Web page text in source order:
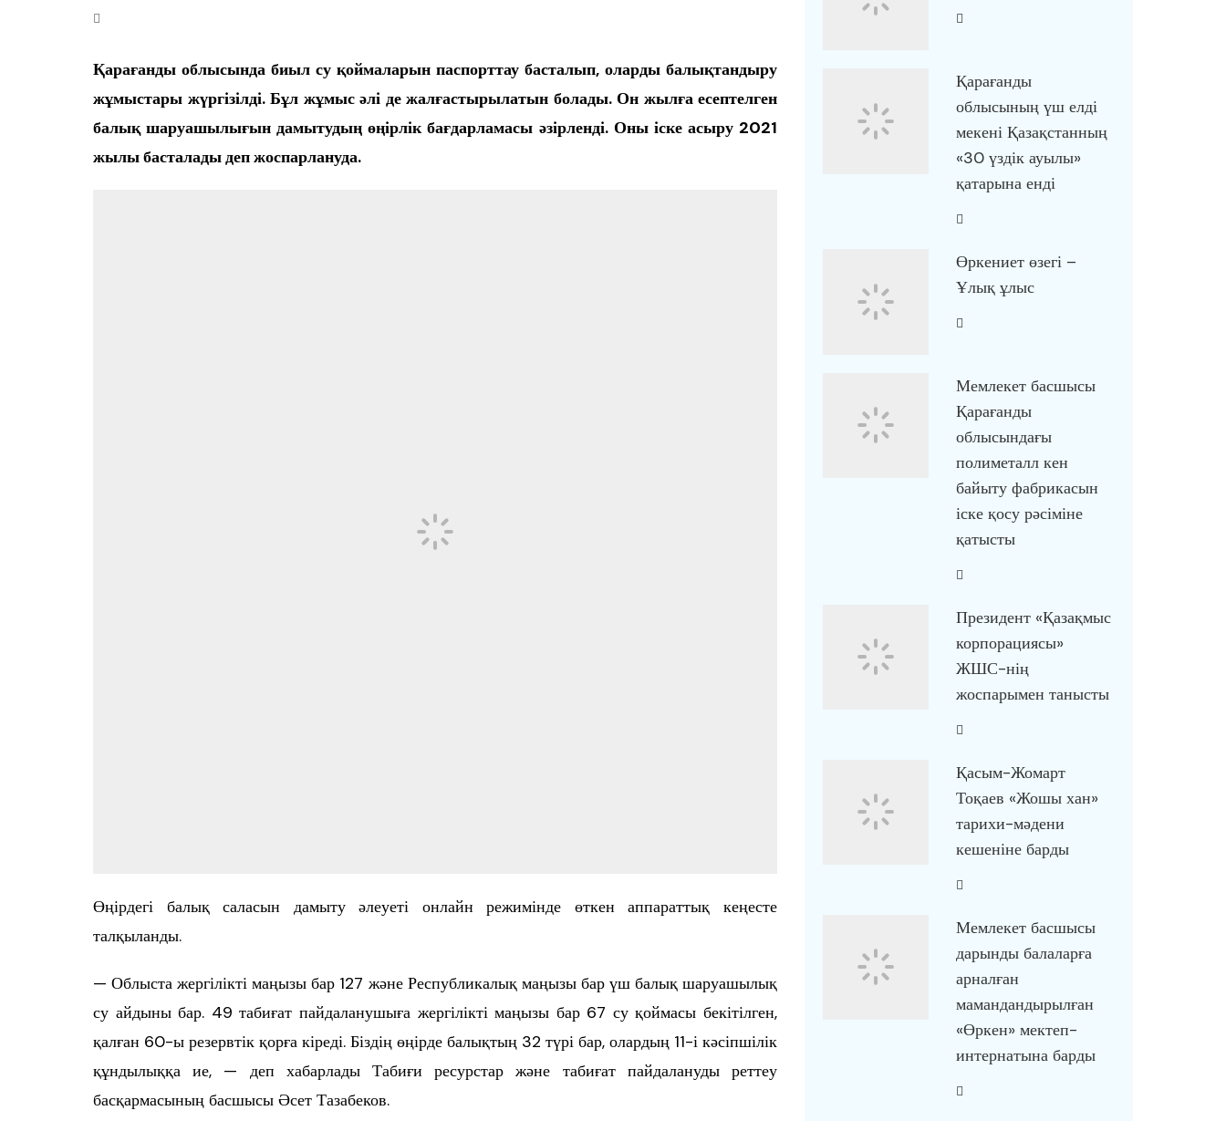
Қарағанды облысында биыл су қоймаларын паспорттау басталып, оларды балықтандыру
жұмыстары жүргізілді. Бұл жұмыс әлі де жалғастырылатын болады. Он жылға есептелген
балық шаруашылығын дамытудың өңірлік бағдарламасы әзірленді. Оны іске асыру 2021
жылы басталады деп жоспарлануда.
Өңірдегі балық саласын дамыту әлеуеті онлайн режимінде өткен аппараттық кеңесте
талқыланды.
— Облыста жергілікті маңызы бар 127 және Республикалық маңызы бар үш балық шаруашылық
су айдыны бар. 49 табиғат пайдаланушыға жергілікті маңызы бар 67 су қоймасы бекітілген,
қалған 60-ы резервтік қорға кіреді. Біздің өңірде балықтың 32 түрі бар, олардың 11-і кәсіпшілік
құндылыққа ие, — деп хабарлады Табиғи ресурстар және табиғат пайдалануды реттеу
басқармасының басшысы Әсет Тазабеков.
Қарағанды
облысының үш елді
мекені Қазақстанның
«30 үздік ауылы»
қатарына енді
Өркениет өзегі –
Ұлық ұлыс
Мемлекет басшысы
Қарағанды
облысындағы
полиметалл кен
байыту фабрикасын
іске қосу рәсіміне
қатысты
Президент «Қазақмыс
корпорациясы»
ЖШС-нің
жоспарымен танысты
Қасым-Жомарт
Тоқаев «Жошы хан»
тарихи-мәдени
кешеніне барды
Мемлекет басшысы
дарынды балаларға
арналған
мамандандырылған
«Өркен» мектеп-
интернатына барды